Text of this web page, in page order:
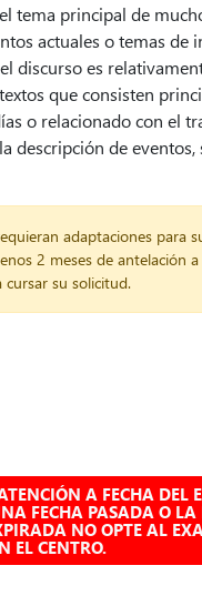
tema principal de
actuales o temas de
discurso es
que consisten
o relacionado con el
descripción de
adaptaciones para
2 meses de antelación
su solicitud.
A FECHA DEL
FECHA PASADA O LA
NO OPTE AL
EL CENTRO.